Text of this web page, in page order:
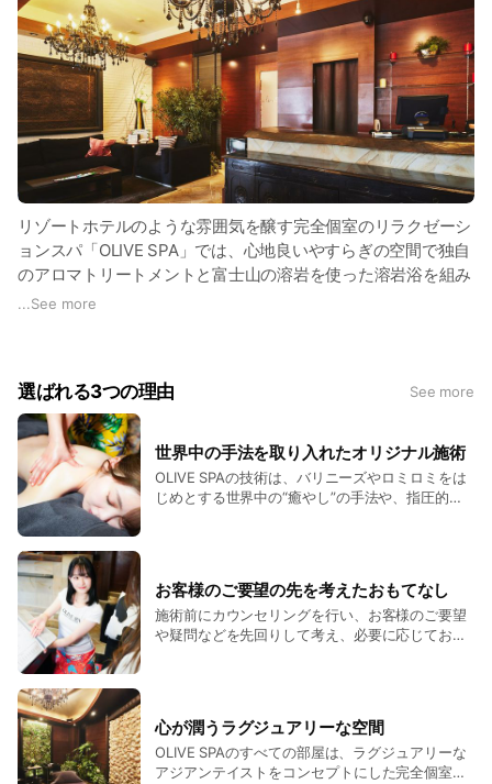
リゾートホテルのような雰囲気を醸す完全個室のリラクゼーシ
ョンスパ「OLIVE SPA」では、心地良いやすらぎの空間で独自
のアロマトリートメントと富士山の溶岩を使った溶岩浴を組み
合わせた究極の癒しをご提供しています。
ています。
...See more
選ばれる3つの理由 See more
世界中の手法を取り入れたオリジナル施術
OLIVE SPAの技術は、バリニーズやロミロミをは
じめとする世界中の“癒やし”の手法や、指圧的要
施術が特徴です。 また、外面だけでなく内面から
の「健康・美容と癒し」をテーマに、常に進化を
続けております。
お客様のご要望の先を考えたおもてなし
施術前にカウンセリングを行い、お客様のご要望
や疑問などを先回りして考え、必要に応じてお声
るお客様に必要なことをさまざまな観点から考
え、心地よいと感じていただける徹底されたホス
ピタリティーは、多くのお客さまからご支持をい
ただいております。
心が潤うラグジュアリーな空間
OLIVE SPAのすべての部屋は、ラグジュアリーな
アジアンテイストをコンセプトにした完全個室。